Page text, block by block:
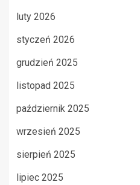
luty 2026
styczeń 2026
grudzień 2025
listopad 2025
październik 2025
wrzesień 2025
sierpień 2025
lipiec 2025